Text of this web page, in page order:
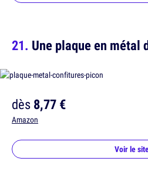
Une plaque en métal
dès8,77 €
Amazon
Voir le